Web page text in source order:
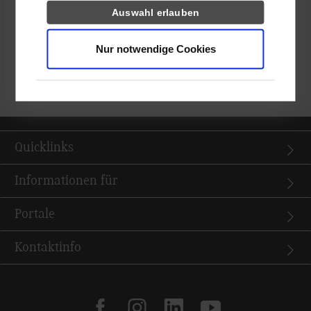
Auswahl erlauben
Nur notwendige Cookies
Beschäftigten der Firma NAiSE vorzustellen.
„Endlich mal wieder rauszukommen und dabei spannende
Einblicke in ganz unterschiedliche Bereiche der Logistik zu
Jahren Pandemie“, freute sich Hilf.
Quicklinks
Informationen für
Portale
Kontaktinfo
facebookinstagramlinkedinyoutube